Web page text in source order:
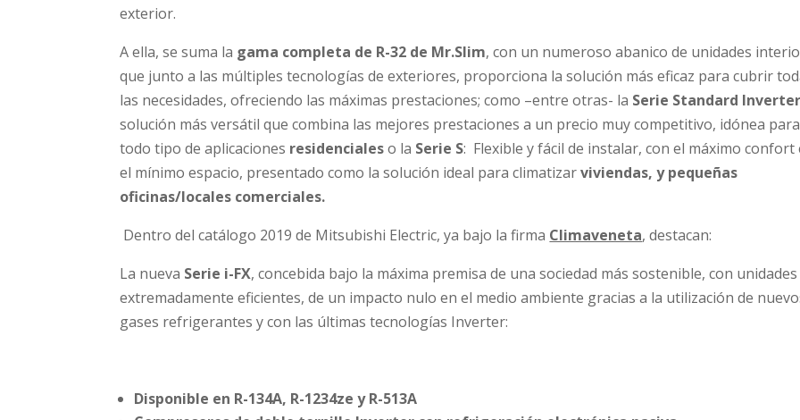
exterior.
A ella, se suma la gama completa de R-32 de Mr.Slim, con un numeroso abanico de unidades
que junto a las múltiples tecnologías de exteriores, proporciona la solución más eficaz para cubrir
las necesidades, ofreciendo las máximas prestaciones; como –entre otras- la Serie Standard
solución más versátil que combina las mejores prestaciones a un precio muy competitivo, idónea para
todo tipo de aplicaciones residencialeso la Serie S: Flexible y fácil de instalar, con el máximo confort
el mínimo espacio, presentado como la solución ideal para climatizarviviendas, y pequeñas
oficinas/locales comerciales.
Dentro del catálogo 2019 de Mitsubishi Electric, ya bajo la firma Climaveneta, destacan:
La nueva Serie i-FX, concebida bajo la máxima premisa de una sociedad más sostenible, con unidades
extremadamente eficientes, de un impacto nulo en el medio ambiente gracias a la utilización de
gases refrigerantes y con las últimas tecnologías Inverter:
Disponible en R-134A, R-1234ze y R-513A